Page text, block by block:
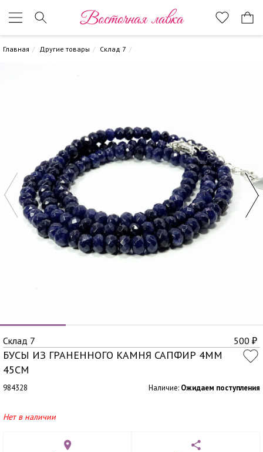
Восточная лавка
Главная Другие товары Склад 7
Склад 7 500 ₽
БУСЫ ИЗ ГРАНЕННОГО КАМНЯ САПФИР 4ММ
45СМ
984328 Наличие: Ожидаем поступления
Нет в наличии